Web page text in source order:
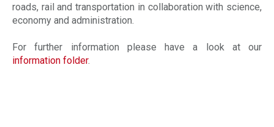
roads, rail and transportation in collaboration with science,
economy and administration.
For further information please have a look at our
information folder.